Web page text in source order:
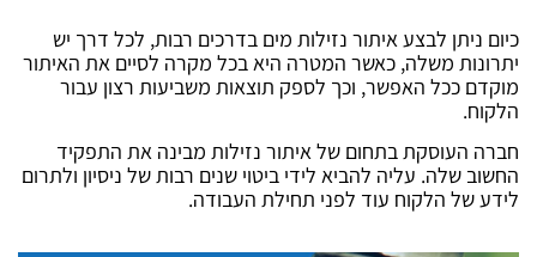
כיום ניתן לבצע איתור נזילות מים בדרכים רבות, לכל דרך יש
יתרונות משלה, כאשר המטרה היא בכל מקרה לסיים את האיתור
מוקדם ככל האפשר, וכך לספק תוצאות משביעות רצון עבור
הלקוח.
חברה העוסקת בתחום של איתור נזילות מבינה את התפקיד
החשוב שלה. עליה להביא לידי ביטוי שנים רבות של ניסיון ולתרום
לידע של הלקוח עוד לפני תחילת העבודה.